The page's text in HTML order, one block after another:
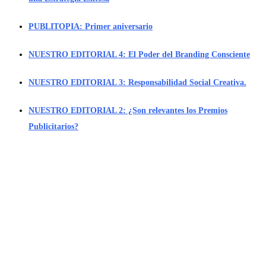
PUBLITOPIA: Primer aniversario
NUESTRO EDITORIAL 4: El Poder del Branding Consciente
NUESTRO EDITORIAL 3: Responsabilidad Social Creativa.
NUESTRO EDITORIAL 2: ¿Son relevantes los Premios
Publicitarios?